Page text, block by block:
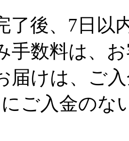
了後、7日以
手数料は、
届けは、ご
ご入金のな